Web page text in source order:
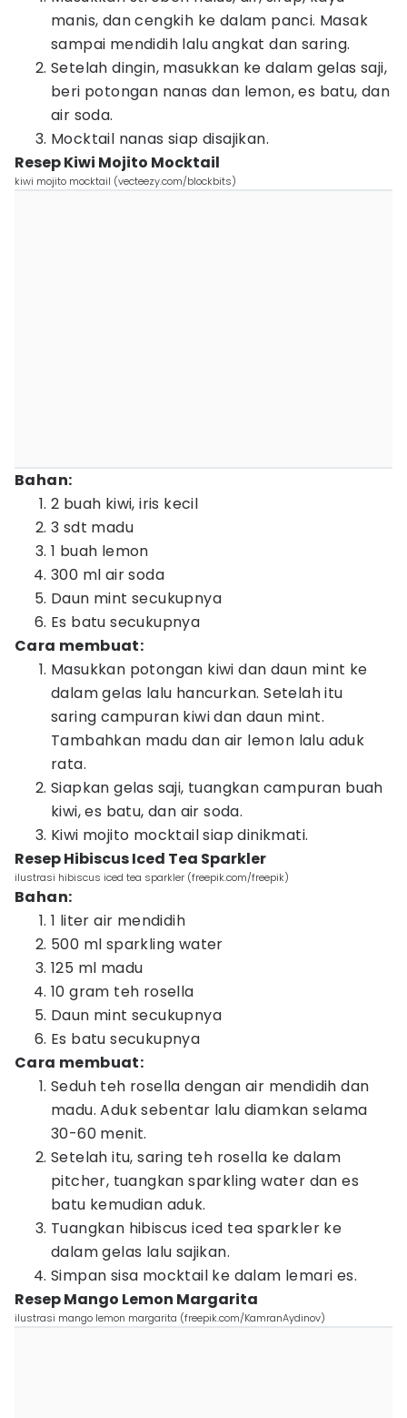
manis, dan cengkih ke dalam panci. Masak
sampai mendidih lalu angkat dan saring.
Setelah dingin, masukkan ke dalam gelas saji,
beri potongan nanas dan lemon, es batu, dan
air soda.
Mocktail nanas siap disajikan.
Resep Kiwi Mojito Mocktail
kiwi mojito mocktail (vecteezy.com/blockbits)
Bahan:
2 buah kiwi, iris kecil
3 sdt madu
1 buah lemon
300 ml air soda
Daun mint secukupnya
Es batu secukupnya
Cara membuat:
Masukkan potongan kiwi dan daun mint ke
dalam gelas lalu hancurkan. Setelah itu
saring campuran kiwi dan daun mint.
Tambahkan madu dan air lemon lalu aduk
rata.
Siapkan gelas saji, tuangkan campuran buah
kiwi, es batu, dan air soda.
Kiwi mojito mocktail siap dinikmati.
Resep Hibiscus Iced Tea Sparkler
ilustrasi hibiscus iced tea sparkler (freepik.com/freepik)
Bahan:
1 liter air mendidih
500 ml sparkling water
125 ml madu
10 gram teh rosella
Daun mint secukupnya
Es batu secukupnya
Cara membuat:
Seduh teh rosella dengan air mendidih dan
madu. Aduk sebentar lalu diamkan selama
30-60 menit.
Setelah itu, saring teh rosella ke dalam
pitcher, tuangkan sparkling water dan es
batu kemudian aduk.
Tuangkan hibiscus iced tea sparkler ke
dalam gelas lalu sajikan.
Simpan sisa mocktail ke dalam lemari es.
Resep Mango Lemon Margarita
ilustrasi mango lemon margarita (freepik.com/KamranAydinov)